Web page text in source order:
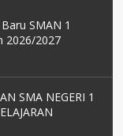
SMAN 1
2026/2027
SMA NEGERI 1